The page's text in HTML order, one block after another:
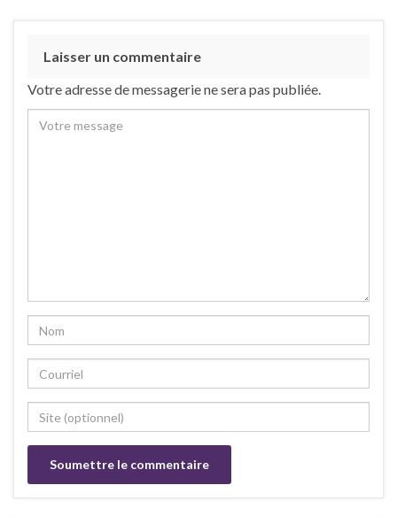
Laisser un commentaire
Votre adresse de messagerie ne sera pas publiée.